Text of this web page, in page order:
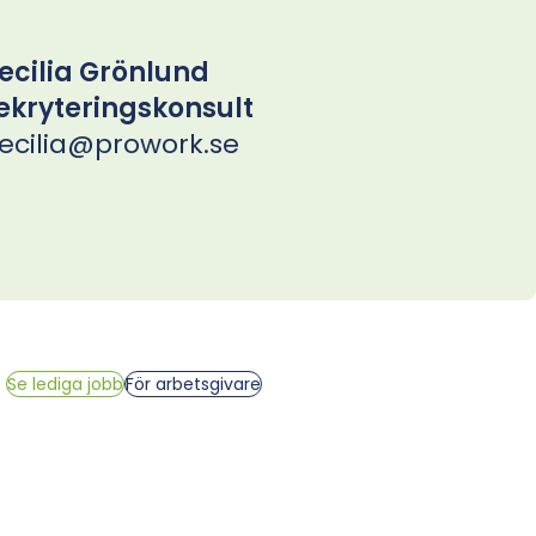
Grönlund
Se lediga jobbFör arbetsgivare